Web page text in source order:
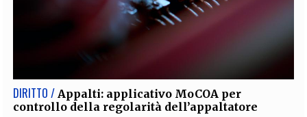
DIRITTO / Appalti: applicativo MoCOA per
controllo della regolarità dell’appaltatore